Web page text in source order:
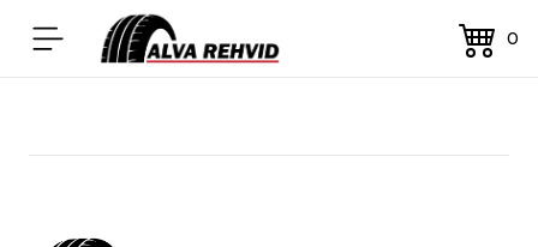
Ava menüü
Alvarehvid
0